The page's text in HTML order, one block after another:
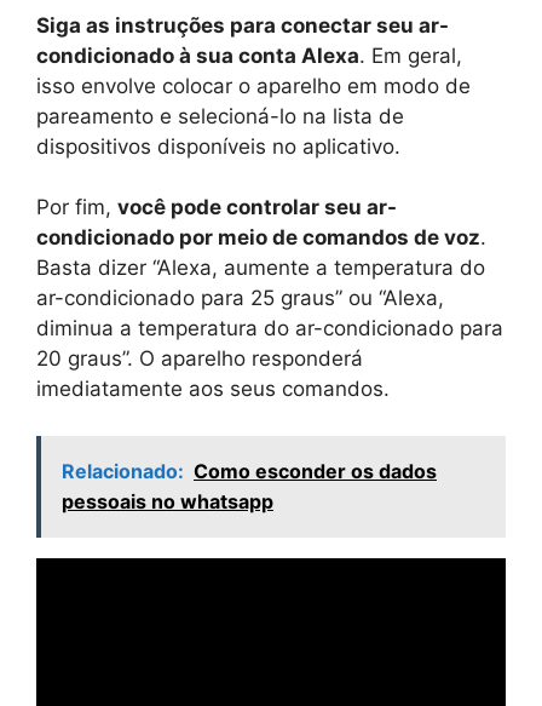
Siga as instruções para conectar seu ar-
condicionado à sua conta Alexa. Em geral,
isso envolve colocar o aparelho em modo de
pareamento e selecioná-lo na lista de
dispositivos disponíveis no aplicativo.
Por fim, você pode controlar seu ar-
condicionado por meio de comandos de voz.
Basta dizer “Alexa, aumente a temperatura do
ar-condicionado para 25 graus” ou “Alexa,
diminua a temperatura do ar-condicionado para
20 graus”. O aparelho responderá
imediatamente aos seus comandos.
Relacionado: Como esconder os dados
pessoais no whatsapp